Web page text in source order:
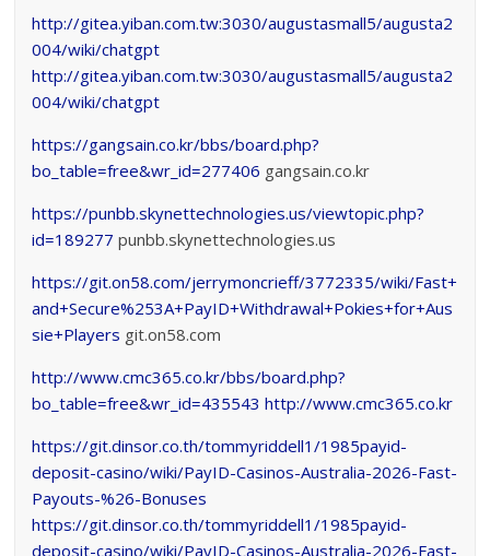
http://gitea.yiban.com.tw:3030/augustasmall5/augusta2
004/wiki/chatgpt
http://gitea.yiban.com.tw:3030/augustasmall5/augusta2
004/wiki/chatgpt
https://gangsain.co.kr/bbs/board.php?
bo_table=free&wr_id=277406 gangsain.co.kr
https://punbb.skynettechnologies.us/viewtopic.php?
id=189277 punbb.skynettechnologies.us
https://git.on58.com/jerrymoncrieff/3772335/wiki/Fast+
and+Secure%253A+PayID+Withdrawal+Pokies+for+Aus
sie+Players git.on58.com
http://www.cmc365.co.kr/bbs/board.php?
bo_table=free&wr_id=435543 http://www.cmc365.co.kr
https://git.dinsor.co.th/tommyriddell1/1985payid-
deposit-casino/wiki/PayID-Casinos-Australia-2026-Fast-
Payouts-%26-Bonuses
https://git.dinsor.co.th/tommyriddell1/1985payid-
deposit-casino/wiki/PayID-Casinos-Australia-2026-Fast-